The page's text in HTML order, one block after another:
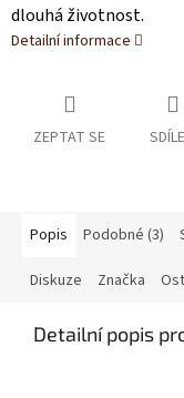
dlouhá životnost.
Detailní informace
ZEPTAT SE
Popis Podobné (3)
Diskuze Značka
Detailní popis